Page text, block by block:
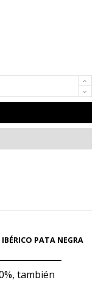
PATA NEGRA
también